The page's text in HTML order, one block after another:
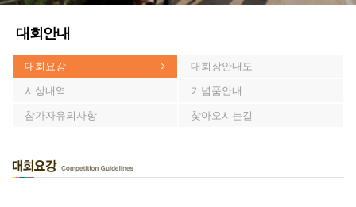
대회안내
대회요강 대회장안내도
시상내역 기념품안내
참가자유의사항 찾아오시는길